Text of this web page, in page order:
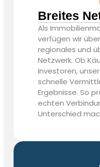
Breites
Als
verfügen wir
regionales und
Netzwerk. Ob
Investoren,
schnelle
Ergebnisse. So
echten
Unterschied